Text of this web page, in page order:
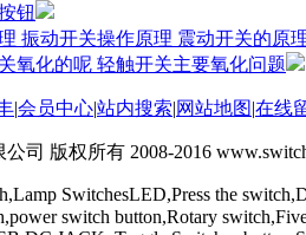
钮
振动开关操作原理 震动开关的原
氧化的呢 轻触开关主要氧化问题
|会员中心|站内搜索|网站地图|在线
司 版权所有 2008-2016
SwitchesLED,Press the
switch button,Rotary